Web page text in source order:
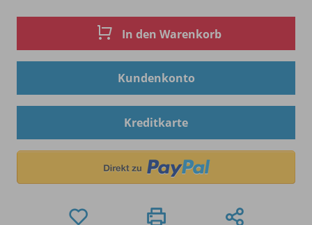
In den Warenkorb
Kundenkonto
Kreditkarte